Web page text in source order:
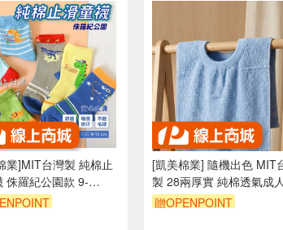
業]MIT台灣製 純棉止
侏羅紀公園款 9-
雙組隨機出色
[凱美棉業] 隨機出色 MIT
製 28兩厚實 純棉透氣成
兜/口水巾 精緻帶緞素色款
贈OPENPOINT